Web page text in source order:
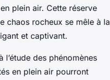
plein air. Cette réserve
chaos rocheux se mêle à la
et captivant.
des phénomènes
en plein air pourront